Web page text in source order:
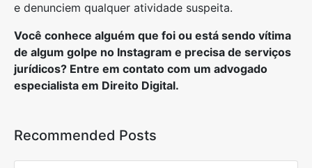
e denunciem qualquer atividade suspeita.
Você conhece alguém que foi ou está sendo vítima
de algum golpe no Instagram e precisa de serviços
jurídicos? Entre em contato com um advogado
especialista em Direito Digital.
Recommended Posts